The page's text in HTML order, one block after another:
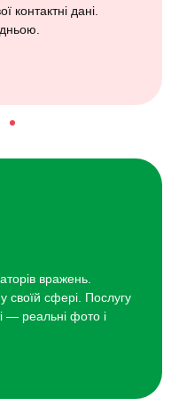
контактні дані.
вражень.
своїй сфері. Послугу
— реальні фото і